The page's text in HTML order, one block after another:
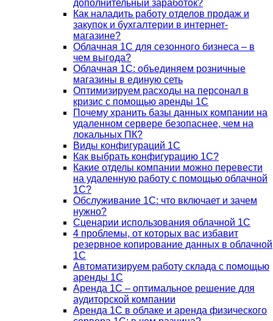
дополнительный заработок?
Как наладить работу отделов продаж и
закупок и бухгалтерии в интернет-
магазине?
Облачная 1С для сезонного бизнеса – в
чем выгода?
Облачная 1С: объединяем розничные
магазины в единую сеть
Оптимизируем расходы на персонал в
кризис с помощью аренды 1С
Почему хранить базы данных компании на
удаленном сервере безопаснее, чем на
локальных ПК?
Виды конфигураций 1С
Как выбрать конфигурацию 1С?
Какие отделы компании можно перевести
на удаленную работу с помощью облачной
1С?
Обслуживание 1С: что включает и зачем
нужно?
Сценарии использования облачной 1С
4 проблемы, от которых вас избавит
резервное копирование данных в облачной
1С
Автоматизируем работу склада с помощью
аренды 1С
Аренда 1С – оптимальное решение для
аудиторской компании
Аренда 1С в облаке и аренда физического